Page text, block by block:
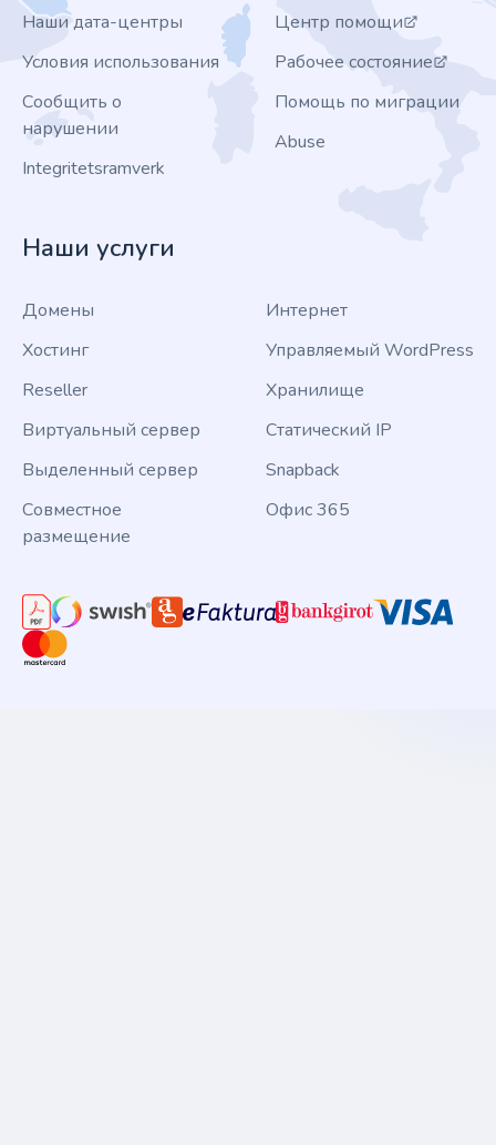
Наши дата-центры
Условия использования
Сообщить о
нарушении
Integritetsramverk
Центр помощи
Рабочее состояние
Помощь по миграции
Abuse
Наши услуги
Домены
Хостинг
Reseller
Виртуальный сервер
Выделенный сервер
Совместное
размещение
Интернет
Управляемый WordPress
Хранилище
Статический IP
Snapback
Офис 365